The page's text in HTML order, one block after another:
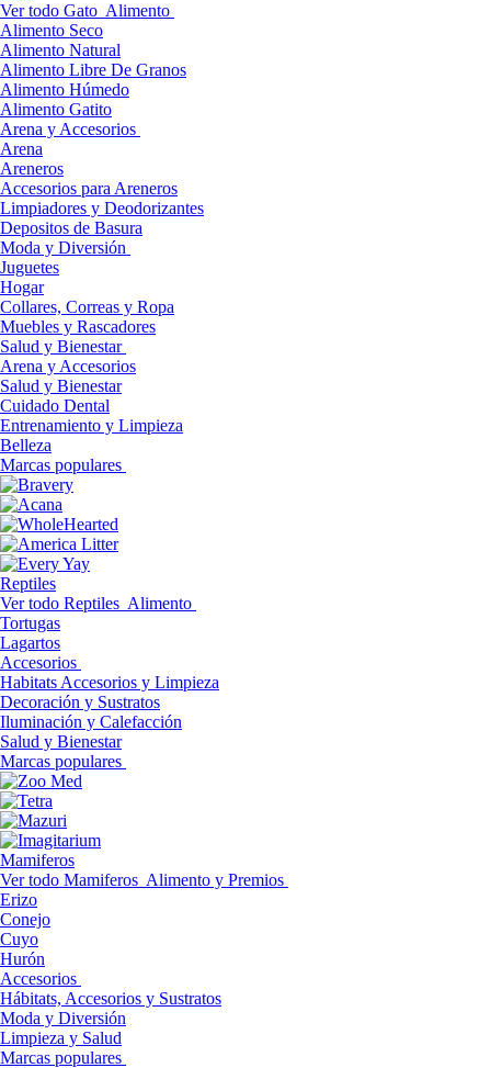
Ver todo Gato Alimento
Alimento Seco
Alimento Natural
Alimento Libre De Granos
Alimento Húmedo
Alimento Gatito
Arena y Accesorios
Arena
Areneros
Accesorios para Areneros
Limpiadores y Deodorizantes
Depositos de Basura
Moda y Diversión
Juguetes
Hogar
Collares, Correas y Ropa
Muebles y Rascadores
Salud y Bienestar
Arena y Accesorios
Salud y Bienestar
Cuidado Dental
Entrenamiento y Limpieza
Belleza
Marcas populares
Reptiles
Ver todo Reptiles Alimento
Tortugas
Lagartos
Accesorios
Habitats Accesorios y Limpieza
Decoración y Sustratos
Iluminación y Calefacción
Salud y Bienestar
Marcas populares
Mamiferos
Ver todo Mamiferos Alimento y Premios
Erizo
Conejo
Cuyo
Hurón
Accesorios
Hábitats, Accesorios y Sustratos
Moda y Diversión
Limpieza y Salud
Marcas populares